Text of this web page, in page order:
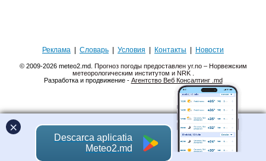
Реклама Словарь Условия Контакты Новости
© 2009-2026 meteo2.md. Прогноз погоды предоставлен yr.no – Норвежским
метеорологическим институтом и NRK
Разработка и продвижение - Агентство Веб Консалтинг .md